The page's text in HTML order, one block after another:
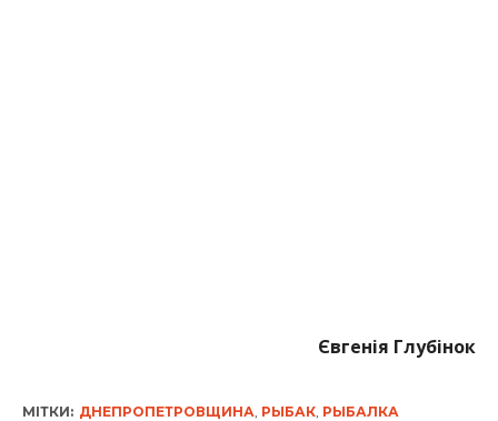
Євгенія Глубінок
МІТКИ: ДНЕПРОПЕТРОВЩИНА РЫБАК, РЫБАЛКА